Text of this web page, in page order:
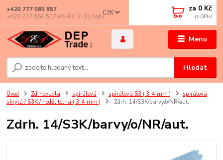
Menu
CZK
Hledat
+420 777 085 857
+420 777 664 517 (Po-Pá, 7-15 hod.)
za 0 Kč
Úvod Zdrhovadla spirálová spirálová S3 ( 3-4 mm )
spirálová
skrytá / S3K / nedělitelná ( 3-4 mm )
Zdrh. 14/S3K/barvy/o/NR/aut.
Zdrh. 14/S3K/barvy/o/NR/aut.